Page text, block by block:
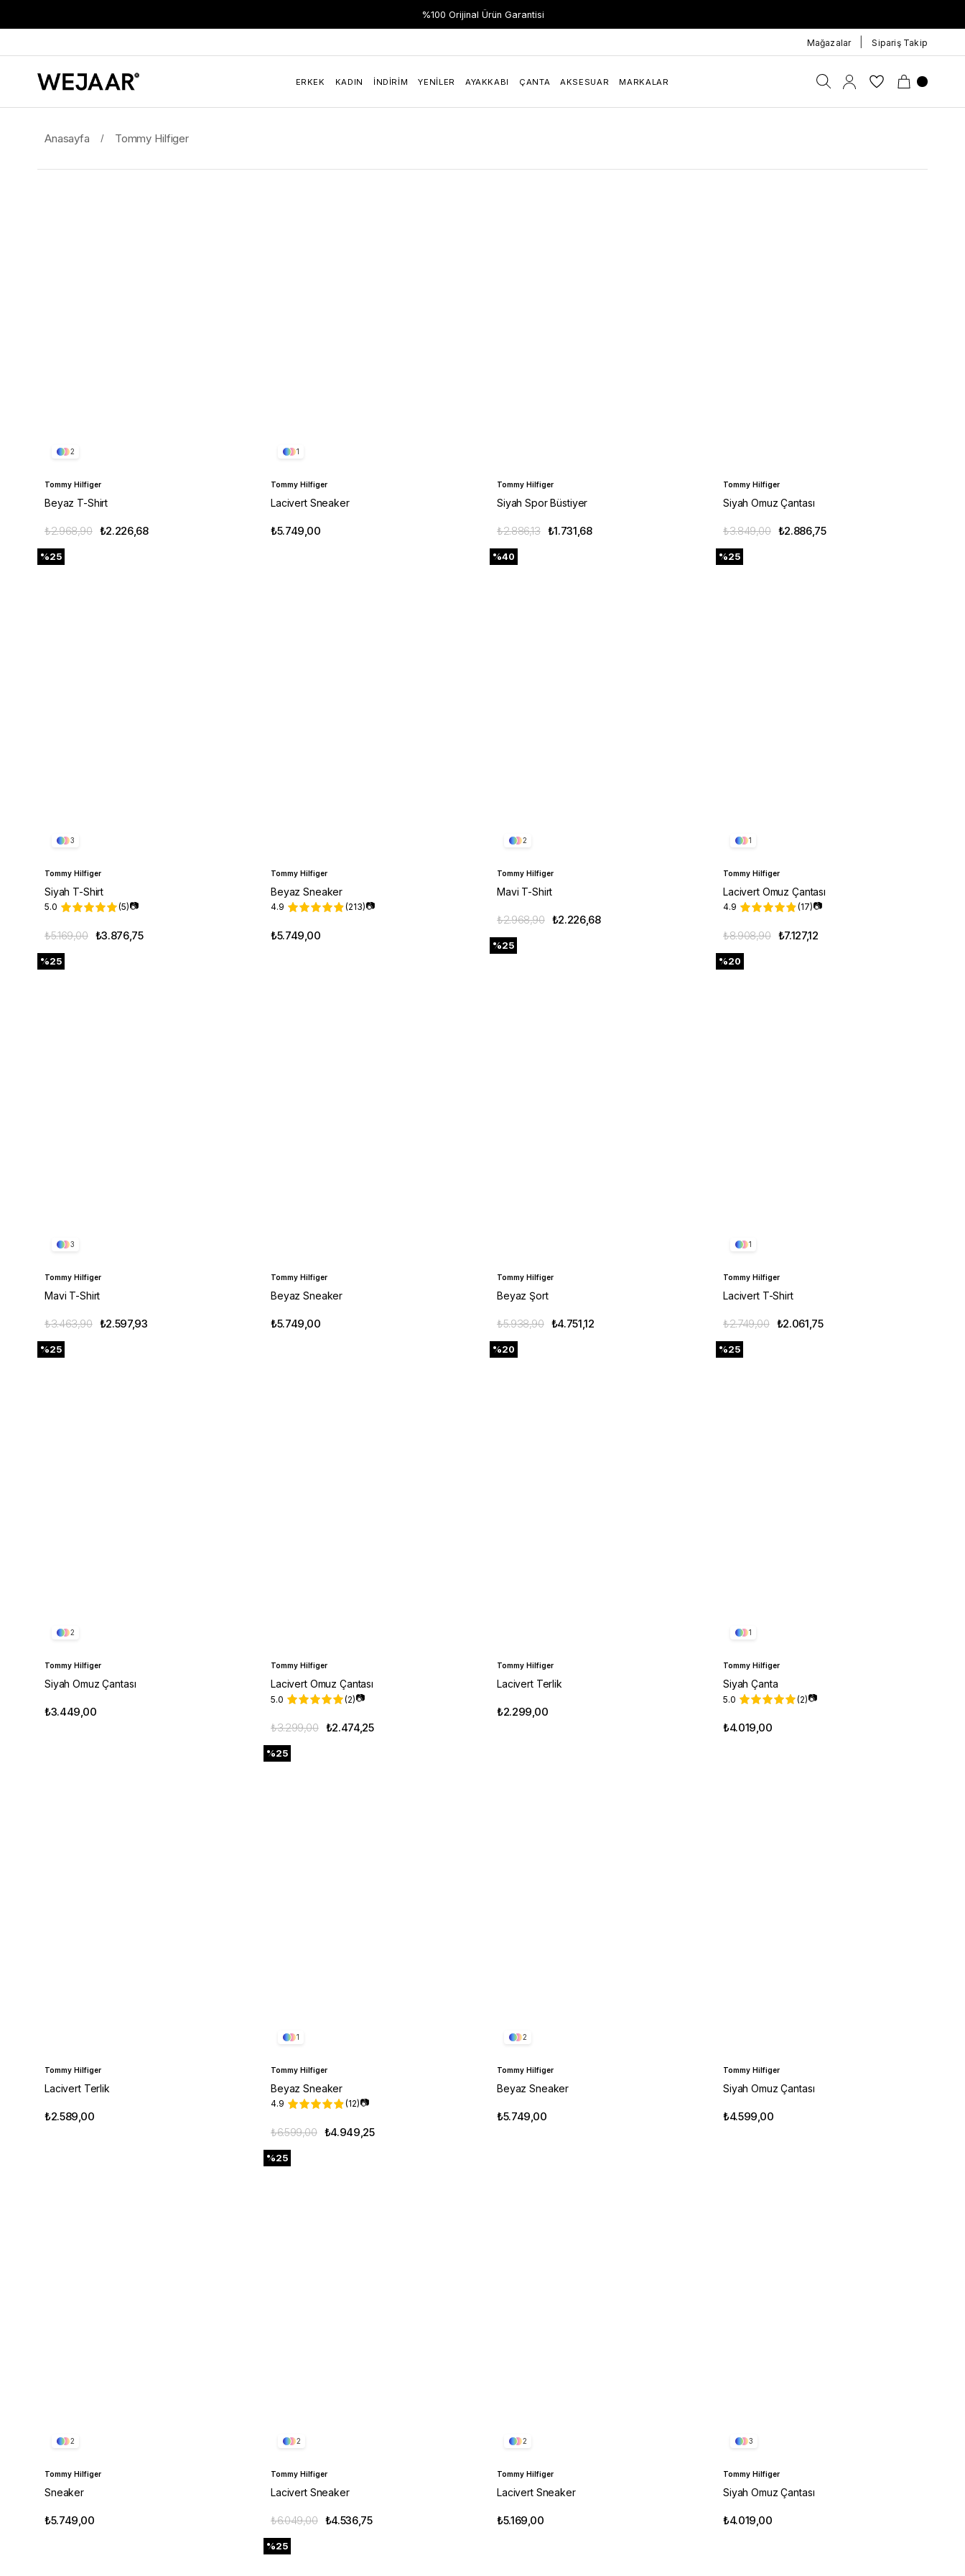
%100 Orijinal Ürün Garantisi
Hızlı Teslimat
Mağazalar Sipariş Takip
ERKEK KADIN İNDIRIM YENILER AYAKKABI ÇANTA AKSESUAR MARKALAR
Anasayfa Tommy Hilfiger
2
Tommy Hilfiger
Beyaz T-Shirt
₺2.226,68
₺2.968,90
%25
1
Tommy Hilfiger
Lacivert Sneaker
₺5.749,00
Tommy Hilfiger
Siyah Spor Büstiyer
₺1.731,68
₺2.886,13
%40
Tommy Hilfiger
Siyah Omuz Çantası
₺2.886,75
₺3.849,00
%25
3
Tommy Hilfiger
Siyah T-Shirt
5.0 (5)📷
₺3.876,75
₺5.169,00
%25
Tommy Hilfiger
Beyaz Sneaker
4.9 (213)📷
₺5.749,00
2
Tommy Hilfiger
Mavi T-Shirt
₺2.226,68
₺2.968,90
%25
1
Tommy Hilfiger
Lacivert Omuz Çantası
4.9 (17)📷
₺7.127,12
₺8.908,90
%20
3
Tommy Hilfiger
Mavi T-Shirt
₺2.597,93
₺3.463,90
%25
Tommy Hilfiger
Beyaz Sneaker
₺5.749,00
Tommy Hilfiger
Beyaz Şort
₺4.751,12
₺5.938,90
%20
1
Tommy Hilfiger
Lacivert T-Shirt
₺2.061,75
₺2.749,00
%25
2
Tommy Hilfiger
Siyah Omuz Çantası
₺3.449,00
Tommy Hilfiger
Lacivert Omuz Çantası
5.0 (2)📷
₺2.474,25
₺3.299,00
%25
Tommy Hilfiger
Lacivert Terlik
₺2.299,00
1
Tommy Hilfiger
Siyah Çanta
5.0 (2)📷
₺4.019,00
Tommy Hilfiger
Lacivert Terlik
₺2.589,00
1
Tommy Hilfiger
Beyaz Sneaker
4.9 (12)📷
₺4.949,25
₺6.599,00
%25
2
Tommy Hilfiger
Beyaz Sneaker
₺5.749,00
Tommy Hilfiger
Siyah Omuz Çantası
₺4.599,00
2
Tommy Hilfiger
Sneaker
₺5.749,00
2
Tommy Hilfiger
Lacivert Sneaker
₺4.536,75
₺6.049,00
%25
2
Tommy Hilfiger
Lacivert Sneaker
₺5.169,00
3
Tommy Hilfiger
Siyah Omuz Çantası
₺4.019,00